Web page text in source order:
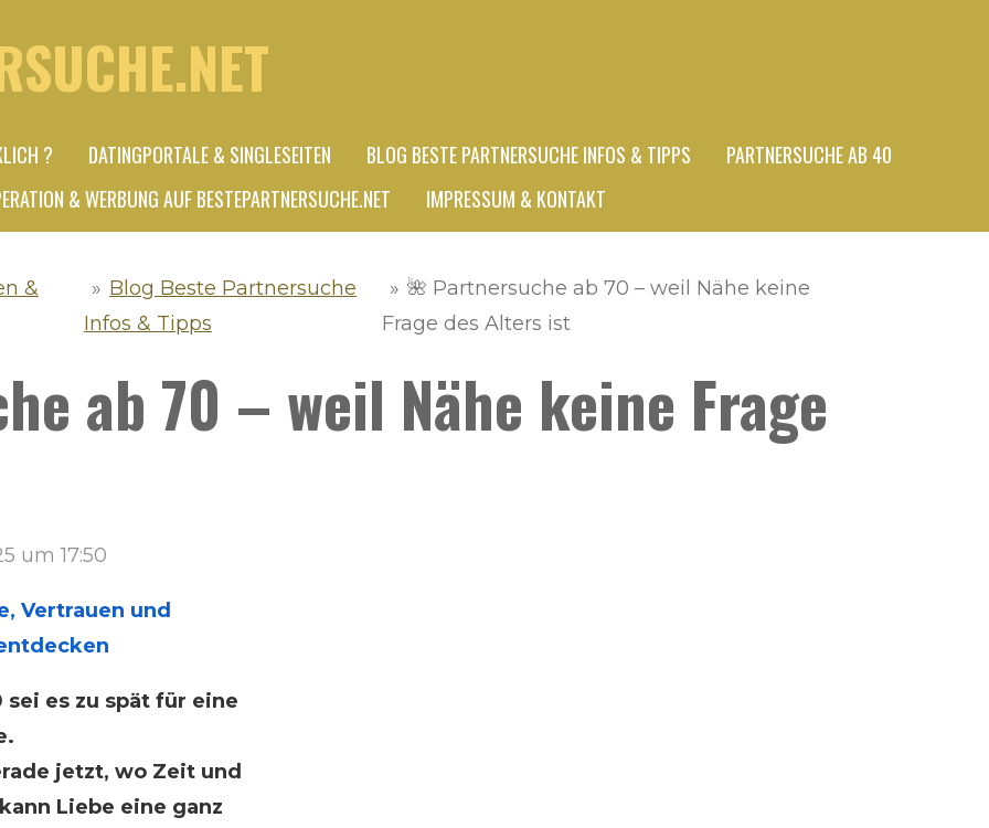
? DATINGPORTALE & SINGLESEITEN BLOG BESTE PARTNERSUCHE INFOS & TIPPS
PARTNERSUCHE AB 40
& WERBUNG AUF BESTEPARTNERSUCHE.NET IMPRESSUM & KONTAKT
&
» Blog Beste Partnersuche
Infos & Tipps
» 🌺 Partnersuche ab 70 – weil Nähe keine
Frage des Alters ist
ab 70 – weil Nähe keine Frage
um 17:50
Vertrauen und
es zu spät für eine
jetzt, wo Zeit und
Liebe eine ganz